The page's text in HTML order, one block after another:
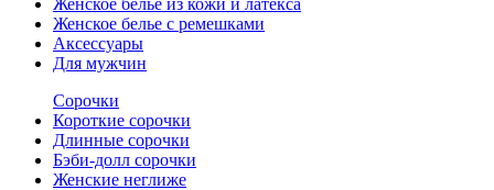
Женское белье из кожи и латекса
Женское белье с ремешками
Аксессуары
Для мужчин
Сорочки
Короткие сорочки
Длинные сорочки
Бэби-долл сорочки
Женские неглиже